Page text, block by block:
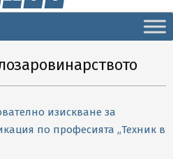
изискване за
по професията „Техник в